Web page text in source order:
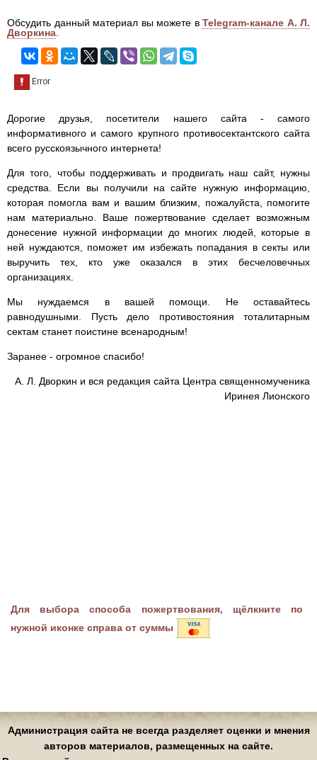
Обсудить данный материал вы можете в Telegram-канале А. Л.
Дворкина
Дорогие друзья, посетители нашего сайта - самого
информативного и самого крупного противосектантского сайта
всего русскоязычного интернета!
Для того, чтобы поддерживать и продвигать наш сайт, нужны
средства. Если вы получили на сайте нужную информацию,
которая помогла вам и вашим близким, пожалуйста, помогите
нам материально. Ваше пожертвование сделает возможным
донесение нужной информации до многих людей, которые в
ней нуждаются, поможет им избежать попадания в секты или
выручить тех, кто уже оказался в этих бесчеловечных
организациях.
Мы нуждаемся в вашей помощи. Не оставайтесь
равнодушными. Пусть дело противостояния тоталитарным
сектам станет поистине всенародным!
Заранее - огромное спасибо!
А. Л. Дворкин и вся редакция сайта Центра священномученика
Иринея Лионского
Для выбора способа пожертвования, щёлкните по
нужной иконке справа от суммы
Администрация сайта не всегда разделяет оценки и мнения
авторов материалов, размещенных на сайте.